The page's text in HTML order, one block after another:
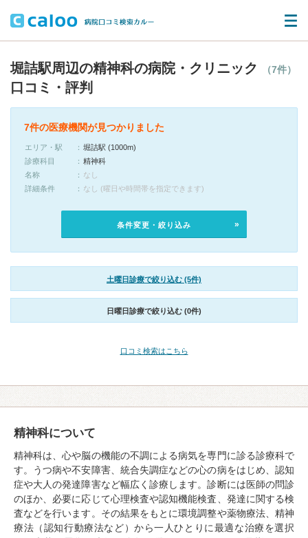
堀詰駅周辺の精神科の病院・クリニック （7件）
口コミ・評判
7件の医療機関が見つかりました
エリア・駅
堀詰駅 (1000m)
診療科目
精神科
名称
なし
詳細条件
なし (曜日や時間帯を指定できます)
条件変更・絞り込み
土曜日診療で絞り込む (5件)
日曜日診療で絞り込む (0件)
口コミ検索はこちら
精神科について
精神科は、心や脳の機能の不調による病気を専門に診る診療科で
す。うつ病や不安障害、統合失調症などの心の病をはじめ、認知
症や大人の発達障害など幅広く診療します。診断には医師の問診
のほか、必要に応じて心理検査や認知機能検査、発達に関する検
査などを行います。その結果をもとに環境調整や薬物療法、精神
療法（認知行動療法など）から一人ひとりに最適な治療を選択